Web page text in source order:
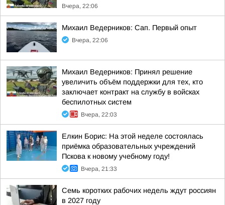
Вчера, 22:06
Михаил Ведерников: Сап. Первый опыт
Вчера, 22:06
Михаил Ведерников: Принял решение
увеличить объём поддержки для тех, кто
заключает контракт на службу в войсках
беспилотных систем
Вчера, 22:03
Елкин Борис: На этой неделе состоялась
приёмка образовательных учреждений
Пскова к новому учебному году!
Вчера, 21:33
Семь коротких рабочих недель ждут россиян
в 2027 году